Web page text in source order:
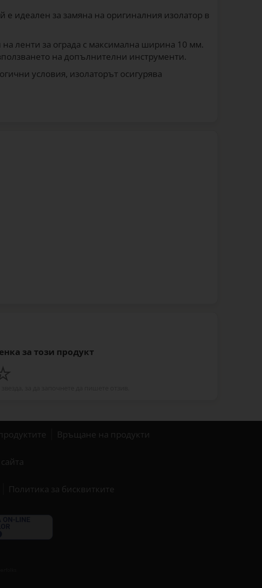
е идеален за замяна на оригиналния изолатор в
ленти за ограда с максимална ширина 10 мм.
на допълнителни инструменти.
условия, изолаторът осигурява
за този продукт
Връщане на продукти
Политика за бисквитките